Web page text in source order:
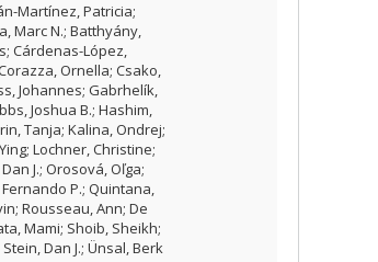
Martínez, Patricia;
Marc N.; Batthyány,
Cárdenas-López,
Ornella; Csako,
Johannes; Gabrhelík,
Joshua B.; Hashim,
Tanja; Kalina, Ondrej;
Lochner, Christine;
J.; Orosová, Oľga;
P.; Quintana,
Rousseau, Ann; De
Mami; Shoib, Sheikh;
Dan J.; Ünsal, Berk